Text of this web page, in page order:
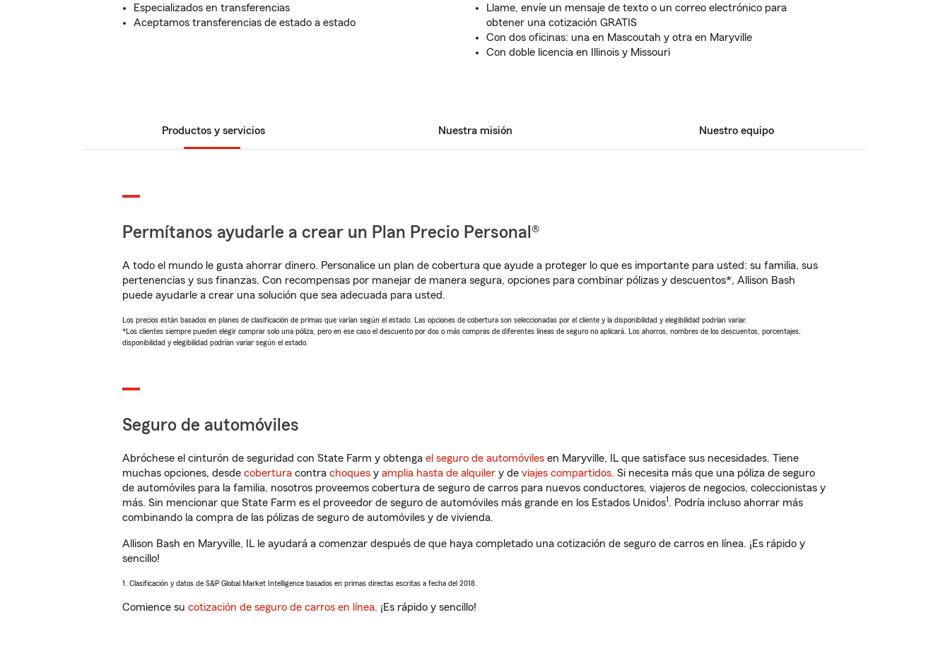
Especializados en transferencias
Aceptamos transferencias de estado a estado
Llame, envíe un mensaje de texto o un correo electrónico para
obtener una cotización GRATIS
Con dos oficinas: una en Mascoutah y otra en Maryville
Con doble licencia en Illinois y Missouri
Productos y servicios Nuestra misión Nuestro equipo
Permítanos ayudarle a crear un Plan Precio Personal®
A todo el mundo le gusta ahorrar dinero. Personalice un plan de cobertura que ayude a proteger lo que es importante para usted: su familia, sus
pertenencias y sus finanzas. Con recompensas por manejar de manera segura, opciones para combinar pólizas y descuentos*, Allison Bash
puede ayudarle a crear una solución que sea adecuada para usted.
Los precios están basados en planes de clasificación de primas que varían según el estado. Las opciones de cobertura son seleccionadas por el cliente y la disponibilidad y elegibilidad podrían variar.
*Los clientes siempre pueden elegir comprar solo una póliza, pero en ese caso el descuento por dos o más compras de diferentes líneas de seguro no aplicará. Los ahorros, nombres de los descuentos, porcentajes,
disponibilidad y elegibilidad podrían variar según el estado.
Seguro de automóviles
Abróchese el cinturón de seguridad con State Farm y obtenga el seguro de automóviles en Maryville, IL que satisface sus necesidades. Tiene
muchas opciones, desde cobertura contra choques y amplia hasta de alquiler y de viajes compartidos. Si necesita más que una póliza de seguro
de automóviles para la familia, nosotros proveemos cobertura de seguro de carros para nuevos conductores, viajeros de negocios, coleccionistas y
más. Sin mencionar que State Farm es el proveedor de seguro de automóviles más grande en los Estados Unidos1. Podría incluso ahorrar más
combinando la compra de las pólizas de seguro de automóviles y de vivienda.
Allison Bash en Maryville, IL le ayudará a comenzar después de que haya completado una cotización de seguro de carros en línea. ¡Es rápido y
sencillo!
1. Clasificación y datos de S&P Global Market Intelligence basados en primas directas escritas a fecha del 2018.
Comience su cotización de seguro de carros en línea. ¡Es rápido y sencillo!